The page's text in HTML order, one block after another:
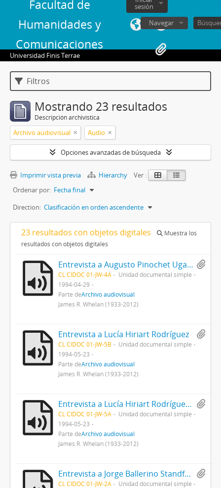
Facultad de
Humanidades y
Comunicaciones
sesión
Navegar
Universidad Finis Terrae
Filtros
Mostrando 23 resultados
Descripción archivística
Archivo audiovisual Audio
Opciones avanzadas de búsqueda
Imprimir vista previa Hierarchy
Ver :
Ordenar por: Fecha final
Direction: Clasificación en orden ascendente
23 resultados con objetos digitales
Muestra los
resultados con objetos digitales
Entrevista a Augusto Pinochet Ugarte
CL CIDOC 01-JW-4A
Unidad documental simple
1994-04-29
Parte deArchivo audiovisual
James R. Whelan (1933-2012)
Entrevista a Lucía Hiriart Rodríguez
CL CIDOC 01-JW-5B
Unidad documental simple
1994-05-23
Parte deArchivo audiovisual
James R. Whelan (1933-2012)
Entrevista a Lucía Hiriart Rodríguez y Lucía Pinochet Hiriart
CL CIDOC 01-JW-5A
Unidad documental simple
1994-05-23
Parte deArchivo audiovisual
James R. Whelan (1933-2012)
Entrevista a Jorge Ballerino Standford
CL CIDOC 01-JW-2A
Unidad documental simple